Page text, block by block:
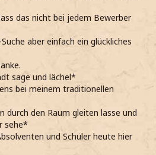
das nicht bei jedem Bewerber
aber einfach ein glückliches
sage und lächel*
bei meinem traditionellen
durch den Raum gleiten lasse und
sehe*
und Schüler heute hier